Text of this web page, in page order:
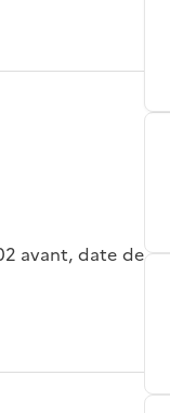
avant, date de